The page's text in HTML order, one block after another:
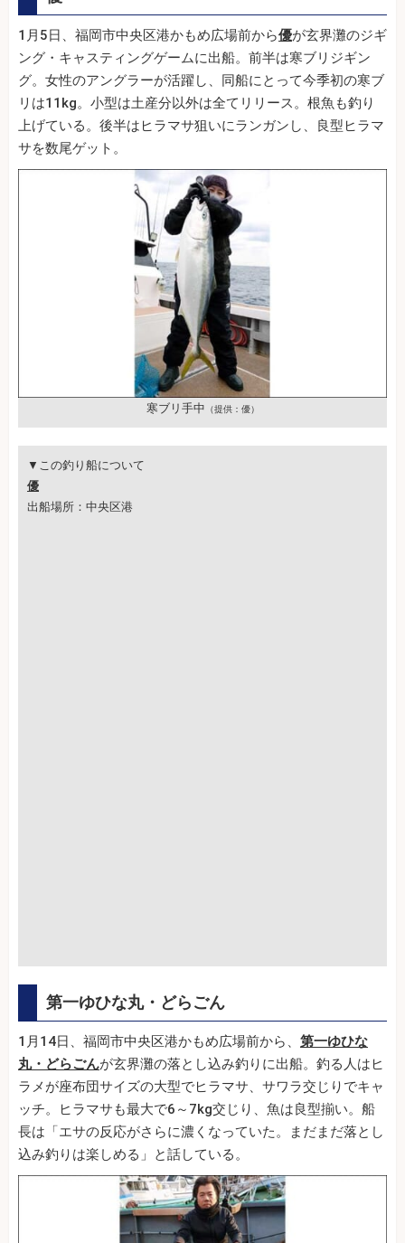
1月5日、福岡市中央区港かもめ広場前から優が玄界灘のジギ
ング・キャスティングゲームに出船。前半は寒ブリジギン
グ。女性のアングラーが活躍し、同船にとって今季初の寒ブ
リは11kg。小型は土産分以外は全てリリース。根魚も釣り
上げている。後半はヒラマサ狙いにランガンし、良型ヒラマ
サを数尾ゲット。
寒ブリ手中 （提供：優）
▼この釣り船について
優
出船場所：中央区港
第一ゆひな丸・どらごん
1月14日、福岡市中央区港かもめ広場前から、 第一ゆひな
丸・どらごんが玄界灘の落とし込み釣りに出船。釣る人はヒ
ラメが座布団サイズの大型でヒラマサ、サワラ交じりでキャ
ッチ。ヒラマサも最大で6～7kg交じり、魚は良型揃い。船
長は「エサの反応がさらに濃くなっていた。まだまだ落とし
込み釣りは楽しめる」と話している。